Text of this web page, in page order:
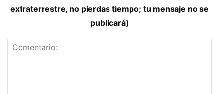
extraterrestre, no pierdas tiempo; tu mensaje no se
publicará)